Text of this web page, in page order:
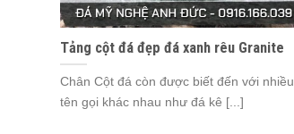
Tảng cột đá đẹp đá xanh rêu Granite
Chân Cột đá còn được biết đến với nhiều
tên gọi khác nhau như đá kê [...]